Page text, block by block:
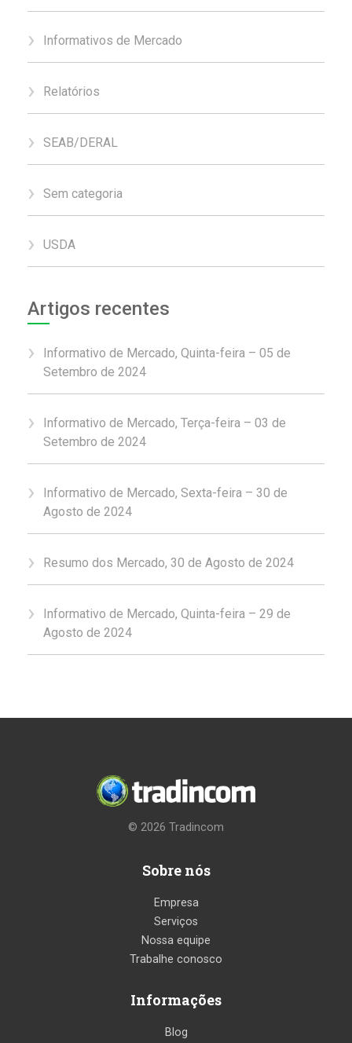
Informativos de Mercado
Relatórios
SEAB/DERAL
Sem categoria
USDA
Artigos recentes
Informativo de Mercado, Quinta-feira – 05 de
Setembro de 2024
Informativo de Mercado, Terça-feira – 03 de
Setembro de 2024
Informativo de Mercado, Sexta-feira – 30 de
Agosto de 2024
Resumo dos Mercado, 30 de Agosto de 2024
Informativo de Mercado, Quinta-feira – 29 de
Agosto de 2024
© 2026 Tradincom
Sobre nós
Empresa
Serviços
Nossa equipe
Trabalhe conosco
Informações
Blog